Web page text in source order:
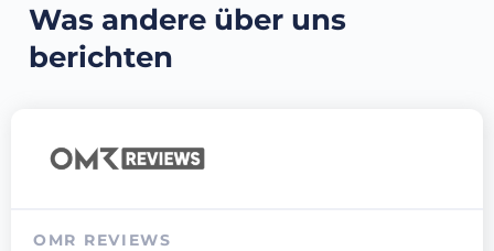
Was andere über uns
berichten
OMR REVIEWS